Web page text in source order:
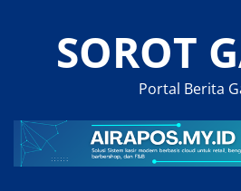
SOROT
Portal Berita